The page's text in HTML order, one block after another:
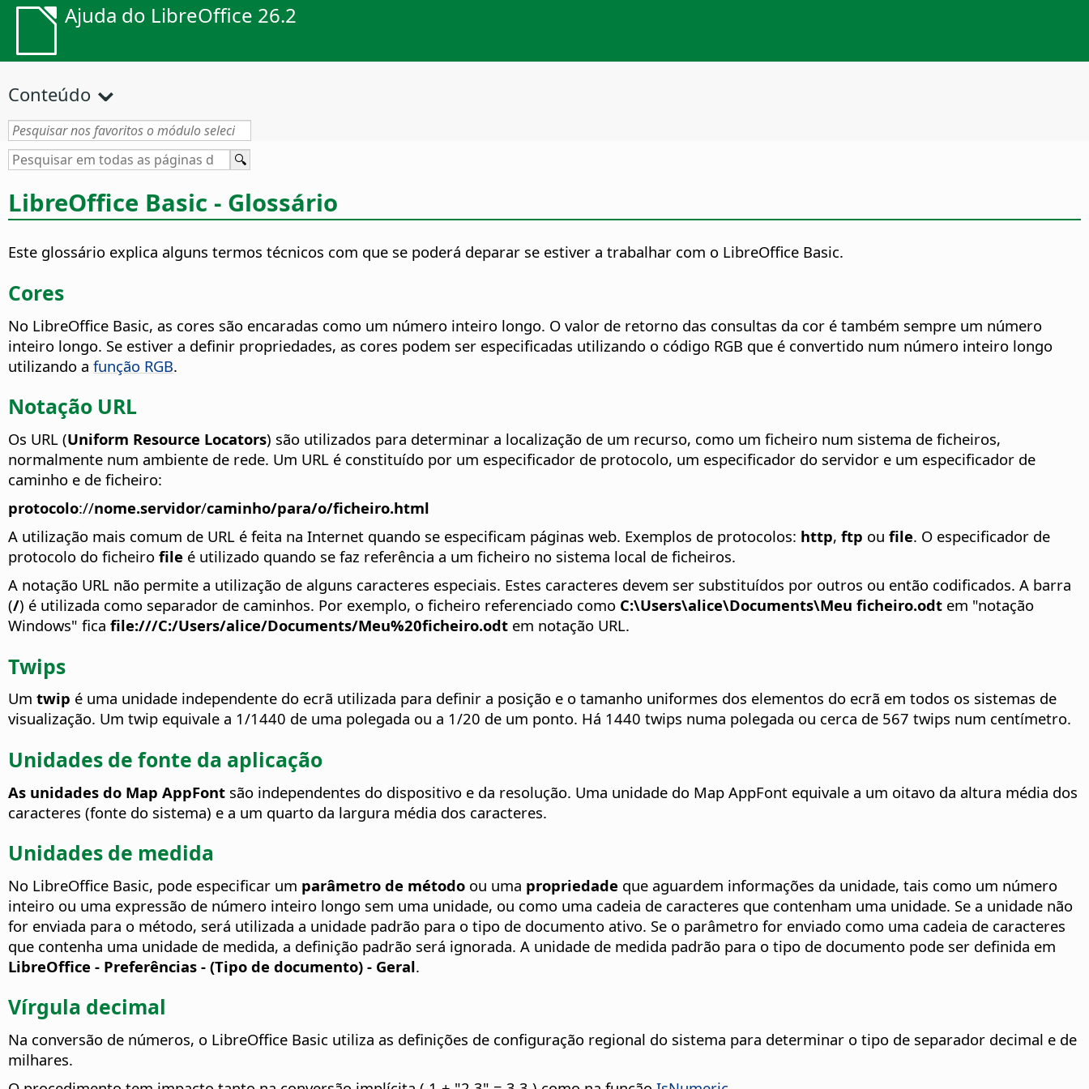
Ajuda do LibreOffice 26.2
Conteúdo
LibreOffice Basic - Glossário
Este glossário explica alguns termos técnicos com que se poderá deparar se estiver a trabalhar com o LibreOffice Basic.
Cores
No LibreOffice Basic, as cores são encaradas como um número inteiro longo. O valor de retorno das consultas da cor é também sempre um número
inteiro longo. Se estiver a definir propriedades, as cores podem ser especificadas utilizando o código RGB que é convertido num número inteiro longo
utilizando a função RGB.
Notação URL
Os URL (Uniform Resource Locators) são utilizados para determinar a localização de um recurso, como um ficheiro num sistema de ficheiros,
normalmente num ambiente de rede. Um URL é constituído por um especificador de protocolo, um especificador do servidor e um especificador de
caminho e de ficheiro:
protocolo://nome.servidor/caminho/para/o/ficheiro.html
A utilização mais comum de URL é feita na Internet quando se especificam páginas web. Exemplos de protocolos: http, ftp ou file. O especificador de
protocolo do ficheiro file é utilizado quando se faz referência a um ficheiro no sistema local de ficheiros.
A notação URL não permite a utilização de alguns caracteres especiais. Estes caracteres devem ser substituídos por outros ou então codificados. A barra
(/) é utilizada como separador de caminhos. Por exemplo, o ficheiro referenciado como C:\Users\alice\Documents\Meu ficheiro.odt em "notação
Windows" fica file:///C:/Users/alice/Documents/Meu%20ficheiro.odt em notação URL.
Twips
Um twip é uma unidade independente do ecrã utilizada para definir a posição e o tamanho uniformes dos elementos do ecrã em todos os sistemas de
visualização. Um twip equivale a 1/1440 de uma polegada ou a 1/20 de um ponto. Há 1440 twips numa polegada ou cerca de 567 twips num centímetro.
Unidades de fonte da aplicação
As unidades do Map AppFont são independentes do dispositivo e da resolução. Uma unidade do Map AppFont equivale a um oitavo da altura média dos
caracteres (fonte do sistema) e a um quarto da largura média dos caracteres.
Unidades de medida
No LibreOffice Basic, pode especificar um parâmetro de método ou uma propriedade que aguardem informações da unidade, tais como um número
inteiro ou uma expressão de número inteiro longo sem uma unidade, ou como uma cadeia de caracteres que contenham uma unidade. Se a unidade não
for enviada para o método, será utilizada a unidade padrão para o tipo de documento ativo. Se o parâmetro for enviado como uma cadeia de caracteres
que contenha uma unidade de medida, a definição padrão será ignorada. A unidade de medida padrão para o tipo de documento pode ser definida em
LibreOffice - Preferências - (Tipo de documento) - Geral.
Vírgula decimal
Na conversão de números, o LibreOffice Basic utiliza as definições de configuração regional do sistema para determinar o tipo de separador decimal e de
milhares.